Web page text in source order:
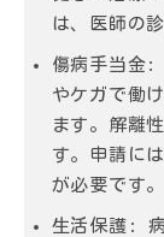
は、医師の
傷病手当金:
やケガで働
ます。解離
す。申請に
が必要です。
生活保護: